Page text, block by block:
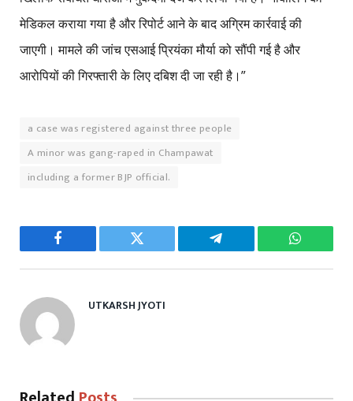
मेडिकल कराया गया है और रिपोर्ट आने के बाद अग्रिम कार्रवाई की
जाएगी। मामले की जांच एसआई प्रियंका मौर्या को सौंपी गई है और
आरोपियों की गिरफ्तारी के लिए दबिश दी जा रही है।”
a case was registered against three people
A minor was gang-raped in Champawat
including a former BJP official.
Facebook Twitter Telegram
UTKARSH JYOTI